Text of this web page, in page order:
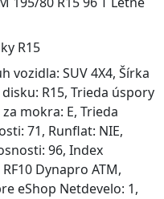
R15
vozidla: SUV 4X4, Šírka
R15, Trieda úspory
mokra: E, Trieda
71, Runflat: NIE,
96, Index
Dynapro ATM,
eShop Netdevelo: 1,